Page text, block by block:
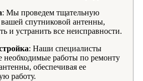
: Мы проведем тщательную
вашей спутниковой антенны,
и устранить все неисправности.
: Наши специалисты
необходимые работы по ремонту
обеспечивая ее
работу.